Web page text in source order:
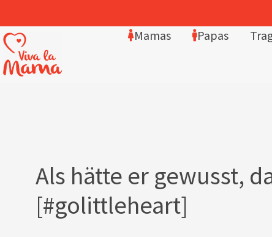
Mamas Papas
Als hätte er gewusst,
[#golittleheart]